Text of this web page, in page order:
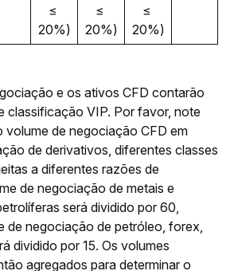
≤
20%)
≤
20%)
≤
20%)
e os ativos CFD contarão
classificação VIP. Por favor, note
volume de negociação CFD em
de derivativos, diferentes classes
a diferentes razões de
de negociação de metais e
será dividido por 60,
de negociação de petróleo, forex,
dividido por 15. Os volumes
agregados para determinar o